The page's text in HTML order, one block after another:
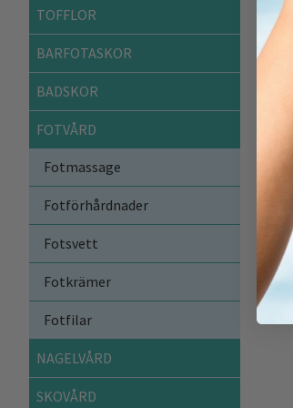
TOFFLOR
BARFOTASKOR
BADSKOR
FOTVÅRD
Fotmassage
Fotförhårdnader
Fotsvett
Fotkrämer
Fotfilar
NAGELVÅRD
SKOVÅRD